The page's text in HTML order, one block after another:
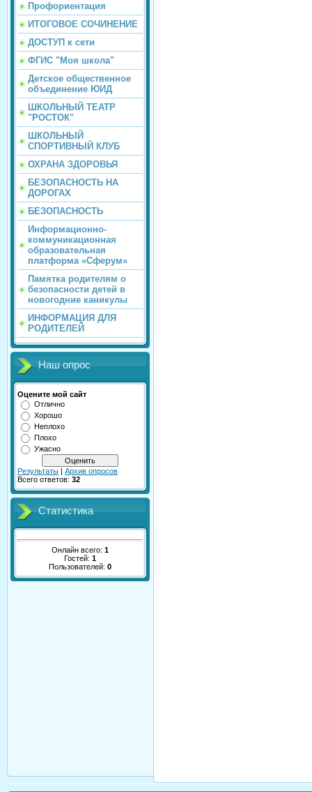
Профориентация
ИТОГОВОЕ СОЧИНЕНИЕ
ДОСТУП к сети
ФГИС "Моя школа"
Детское общественное
объединение ЮИД
ШКОЛЬНЫЙ ТЕАТР
"РОСТОК"
ШКОЛЬНЫЙ
СПОРТИВНЫЙ КЛУБ
ОХРАНА ЗДОРОВЬЯ
БЕЗОПАСНОСТЬ НА
ДОРОГАХ
БЕЗОПАСНОСТЬ
Информационно-
коммуникационная
образовательная
платформа «Сферум»
Памятка родителям о
безопасности детей в
новогодние каникулы
ИНФОРМАЦИЯ ДЛЯ
РОДИТЕЛЕЙ
Наш опрос
Оцените мой сайт
Отлично
Хорошо
Неплохо
Плохо
Ужасно
Результаты | Архив опросов
Всего ответов: 32
Статистика
Онлайн всего: 1
Гостей: 1
Пользователей: 0